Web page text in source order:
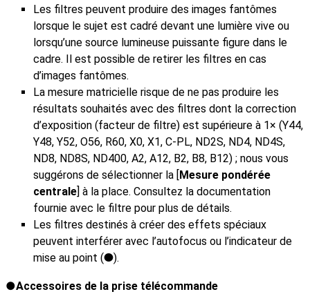
Les filtres peuvent produire des images fantômes
lorsque le sujet est cadré devant une lumière vive ou
lorsqu’une source lumineuse puissante figure dans le
cadre. Il est possible de retirer les filtres en cas
d’images fantômes.
La mesure matricielle risque de ne pas produire les
résultats souhaités avec des filtres dont la correction
d’exposition (facteur de filtre) est supérieure à 1× (Y44,
Y48, Y52, O56, R60, X0, X1, C-PL, ND2S, ND4, ND4S,
ND8, ND8S, ND400, A2, A12, B2, B8, B12) ; nous vous
suggérons de sélectionner la [Mesure pondérée
centrale] à la place. Consultez la documentation
fournie avec le filtre pour plus de détails.
Les filtres destinés à créer des effets spéciaux
peuvent interférer avec l’autofocus ou l’indicateur de
mise au point (I).
Accessoires de la prise télécommande